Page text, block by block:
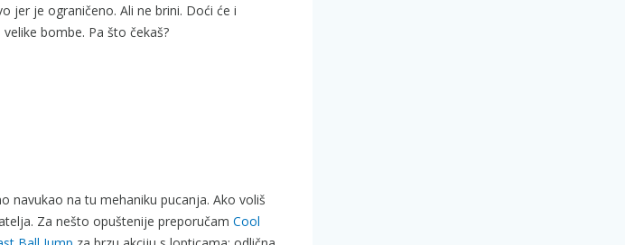
jer je ograničeno. Ali ne brini. Doći će i
bombe. Pa što čekaš?
navukao na tu mehaniku pucanja. Ako voliš
Za nešto opuštenije preporučam Cool